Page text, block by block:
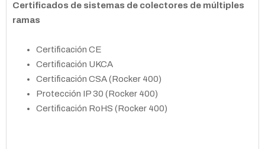
Certificados de sistemas de colectores de múltiples
ramas
Certificación CE
Certificación UKCA
Certificación CSA (Rocker 400)
Protección IP 30 (Rocker 400)
Certificación RoHS (Rocker 400)